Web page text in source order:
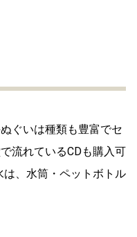
ぐいは種類も豊富でセ
流れているCDも購入可
、水筒・ペットボトル